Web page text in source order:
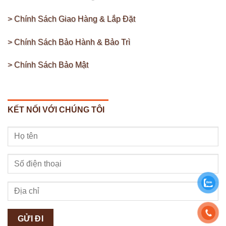
> Chính Sách Giao Hàng & Lắp Đặt
> Chính Sách Bảo Hành & Bảo Trì
> Chính Sách Bảo Mật
KẾT NỐI VỚI CHÚNG TÔI